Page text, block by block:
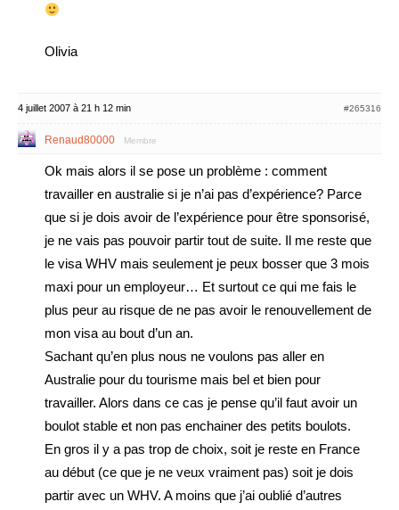
Olivia
4 juillet 2007 à 21 h 12 min #265316
Renaud80000 Membre
Ok mais alors il se pose un problème : comment
travailler en australie si je n’ai pas d’expérience? Parce
que si je dois avoir de l’expérience pour être sponsorisé,
je ne vais pas pouvoir partir tout de suite. Il me reste que
le visa WHV mais seulement je peux bosser que 3 mois
maxi pour un employeur… Et surtout ce qui me fais le
plus peur au risque de ne pas avoir le renouvellement de
mon visa au bout d’un an.
Sachant qu’en plus nous ne voulons pas aller en
Australie pour du tourisme mais bel et bien pour
travailler. Alors dans ce cas je pense qu’il faut avoir un
boulot stable et non pas enchainer des petits boulots.
En gros il y a pas trop de choix, soit je reste en France
au début (ce que je ne veux vraiment pas) soit je dois
partir avec un WHV. A moins que j’ai oublié d’autres